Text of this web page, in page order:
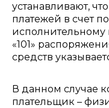
устанавливают,
платежей в счет
исполнительному
«101»
средств
В данном случае
плательщик –